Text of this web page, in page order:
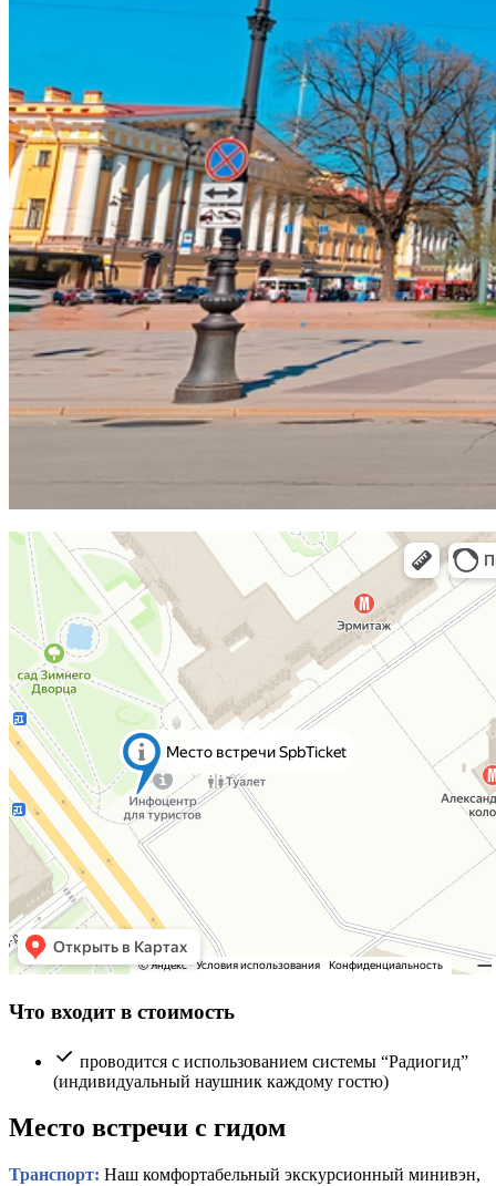
Что входит в стоимость
проводится с использованием системы “Радиогид”
(индивидуальный наушник каждому гостю)
Место встречи с гидом
Транспорт: Наш комфортабельный экскурсионный минивэн,